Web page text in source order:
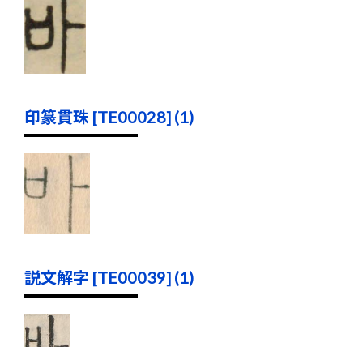
印篆貫珠 [TE00028] (1)
説文解字 [TE00039] (1)